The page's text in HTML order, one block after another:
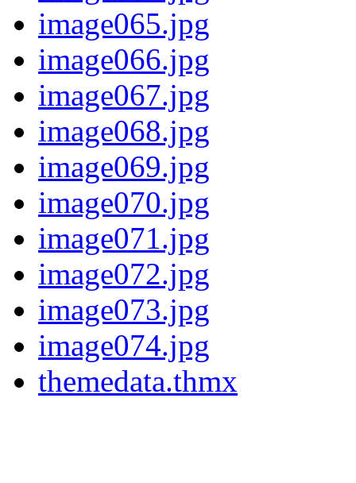
image065.jpg
image066.jpg
image067.jpg
image068.jpg
image069.jpg
image070.jpg
image071.jpg
image072.jpg
image073.jpg
image074.jpg
themedata.thmx